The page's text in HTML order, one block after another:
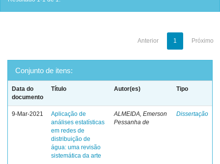
Anterior 1 Próximo
Conjunto de itens:
Data do
documento
Título Autor(es) Tipo
9-Mar-2021
Aplicação de
análises estatísticas
em redes de
distribuição de
água: uma revisão
sistemática da arte
ALMEIDA, Emerson
Pessanha de
Dissertação